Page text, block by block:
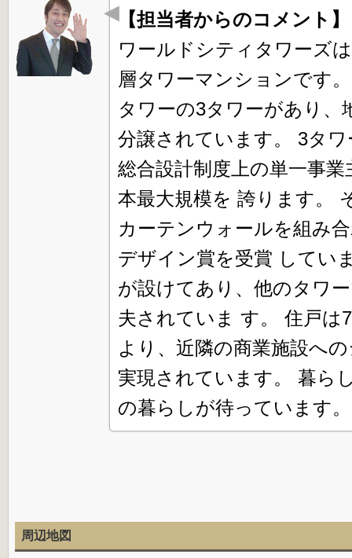
【担当者からのコメント
ワールドシティタワーズ
層タワーマンションです
タワーの3タワーがあり、
分譲されています。 3タ
総合設計制度上の単一事
本最大規模を 誇ります。
カーテンウォールを組み
デザイン賞を受賞 してい
が設けてあり、他のタワ
夫されていま す。 住戸は
より、近隣の商業施設へ
実現されています。 暮ら
の暮らしが待っています。
周辺地図